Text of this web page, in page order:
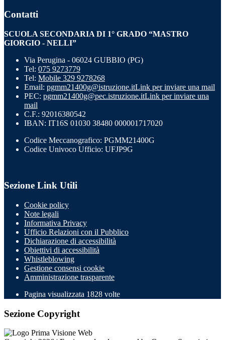
Contatti
SCUOLA SECONDARIA DI 1° GRADO “MASTRO
GIORGIO - NELLI”
Via Perugina - 06024 GUBBIO (PG)
Tel: 075 9273779
Tel: Mobile 329 9278268
Email: pgmm21400g@istruzione.itLink per inviare una mail
PEC: pgmm21400g@pec.istruzione.itLink per inviare una
mail
C.F.: 92016380542
IBAN: IT16S 01030 38480 000001717020
Codice Meccanografico: PGMM21400G
Codice Univoco Ufficio: UFJP9G
Sezione Link Utili
Cookie policy
Note legali
Informativa Privacy
Ufficio Relazioni con il Pubblico
Dichiarazione di accessibilità
Obiettivi di accessibilità
Whistleblowing
Gestione consensi cookie
Amministrazione trasparente
Pagina visualizzata 1828 volte
Sezione Copyright